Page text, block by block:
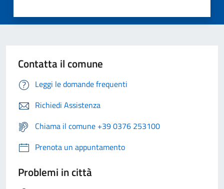
Contatta il comune
Leggi le domande frequenti
Richiedi Assistenza
Chiama il comune +39 0376 253100
Prenota un appuntamento
Problemi in città